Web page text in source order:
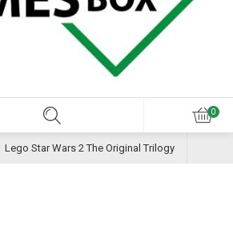
Lego Star Wars 2 The Original Trilogy